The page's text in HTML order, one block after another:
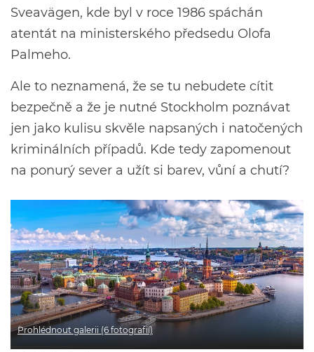
Sveavägen, kde byl v roce 1986 spáchán
atentát na ministerského předsedu Olofa
Palmeho.
Ale to neznamená, že se tu nebudete cítit
bezpečně a že je nutné Stockholm poznávat
jen jako kulisu skvěle napsaných i natočených
kriminálních případů. Kde tedy zapomenout
na ponurý sever a užít si barev, vůní a chutí?
Prohlédnout galerii (6 fotografií)